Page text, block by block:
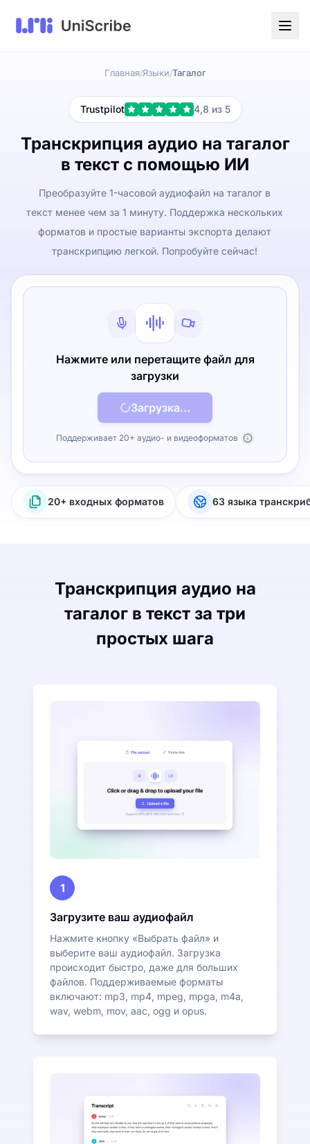
Главная/Языки/Тагалог
Trustpilot 4,8 из 5
Транскрипция аудио на тагалог
в текст с помощью ИИ
Преобразуйте 1-часовой аудиофайл на тагалог в
текст менее чем за 1 минуту. Поддержка нескольких
форматов и простые варианты экспорта делают
транскрипцию легкой. Попробуйте сейчас!
Нажмите или перетащите файл для
загрузки
Загрузка...
Поддерживает 20+ аудио- и видеоформатов
20+ входных форматов 63 языка
Транскрипция аудио на
тагалог в текст за три
простых шага
1
Загрузите ваш аудиофайл
Нажмите кнопку «Выбрать файл» и
выберите ваш аудиофайл. Загрузка
происходит быстро, даже для больших
файлов. Поддерживаемые форматы
включают: mp3, mp4, mpeg, mpga, m4a,
wav, webm, mov, aac, ogg и opus.